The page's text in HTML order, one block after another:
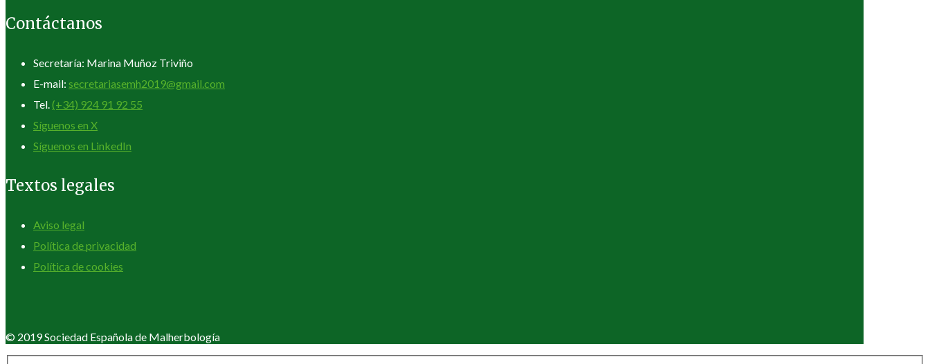
Contáctanos
Secretaría: Marina Muñoz Triviño
E-mail: secretariasemh2019@gmail.com
Tel. (+34) 924 91 92 55
Síguenos en X
Síguenos en LinkedIn
Textos legales
Aviso legal
Política de privacidad
Política de cookies
© 2019 Sociedad Española de Malherbología